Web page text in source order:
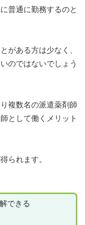
普通に勤務するのと
がある方は少なく、
のではないでしょう
複数名の派遣薬剤師
として働くメリット
られます。
できる